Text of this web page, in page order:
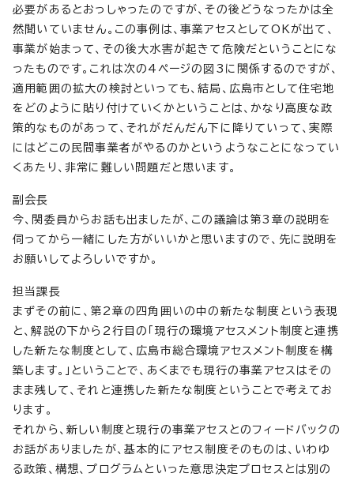
必要があるとおっしゃったのですが、その後どうなったかは全
然聞いていません。この事例は、事業アセスとしてOKが出て、
事業が始まって、その後大水害が起きて危険だということにな
ったものです。これは次の4ページの図3に関係するのですが、
適用範囲の拡大の検討といっても、結局、広島市として住宅地
をどのように貼り付けていくかということは、かなり高度な政
策的なものがあって、それがだんだん下に降りていって、実際
にはどこの民間事業者がやるのかというようなことになってい
くあたり、非常に難しい問題だと思います。
副会長
今、関委員からお話も出ましたが、この議論は第3章の説明を
伺ってから一緒にした方がいいかと思いますので、先に説明を
お願いしてよろしいですか。
担当課長
まずその前に、第2章の四角囲いの中の新たな制度という表現
と、解説の下から2行目の「現行の環境アセスメント制度と連携
した新たな制度として、広島市総合環境アセスメント制度を構
築します。」ということで、あくまでも現行の事業アセスはその
まま残して、それと連携した新たな制度ということで考えてお
ります。
それから、新しい制度と現行の事業アセスとのフィードバックの
お話がありましたが、基本的にアセス制度そのものは、いわゆ
る政策、構想、プログラムといった意思決定プロセスとは別の